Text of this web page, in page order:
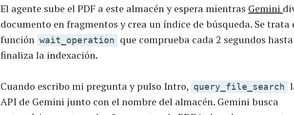
El agente sube el PDF a este almacén y espera mientras Gemini
documento en fragmentos y crea un índice de búsqueda. Se trata
función wait_operation
que comprueba cada 2 segundos
finaliza la indexación.
Cuando escribo mi pregunta y pulso Intro, query_file_search
API de Gemini junto con el nombre del almacén. Gemini busca